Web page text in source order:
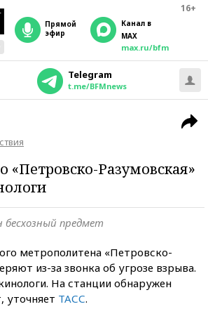
16+
прямой
эфир
Канал в
MAX
max.ru/bfm
Telegram
t.me/BFMnews
«Петровско-Разумовская»
предмет
метрополитена «Петровско-
из-за звонка об угрозе взрыва.
На станции обнаружен
уточняет ТАСС.